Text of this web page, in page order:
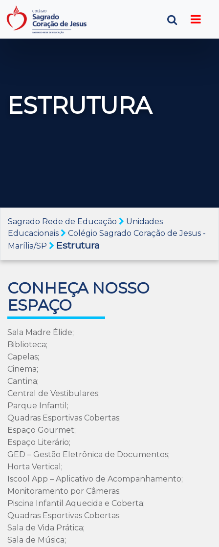
ESTRUTURA
Sagrado Rede de Educação
Unidades
Educacionais
Colégio Sagrado Coração de Jesus -
Marília/SP
Estrutura
CONHEÇA NOSSO
ESPAÇO
Sala Madre Élide;
Biblioteca;
Capelas;
Cinema;
Cantina;
Central de Vestibulares;
Parque Infantil;
Quadras Esportivas Cobertas;
Espaço Gourmet;
Espaço Literário;
GED – Gestão Eletrônica de Documentos;
Horta Vertical;
Iscool App – Aplicativo de Acompanhamento;
Monitoramento por Câmeras;
Piscina Infantil Aquecida e Coberta;
Quadras Esportivas Cobertas
Sala de Vida Prática;
Sala de Música;